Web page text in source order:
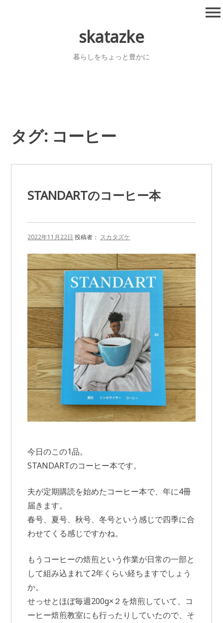
skatazke
暮らしをちょっと豊かに
menu
タグ: コーヒー
STANDARTのコーヒー本
2022年11月22日 投稿者： スカタズケ
今日のこの1品。
STANDARTのコーヒー本です。
夫が定期購読を始めたコーヒー本で、年に4冊
届きます。
春号、夏号、秋号、冬号という感じで四季に合
わせてくる感じですかね。
もうコーヒーの焙煎という作業が日常の一部と
して組み込まれて2年くらい経ちますでしょう
か。
せっせとほぼ毎週200g×２を焙煎していて、コ
ーヒー焙煎教室にも行ったりしていたので、そ